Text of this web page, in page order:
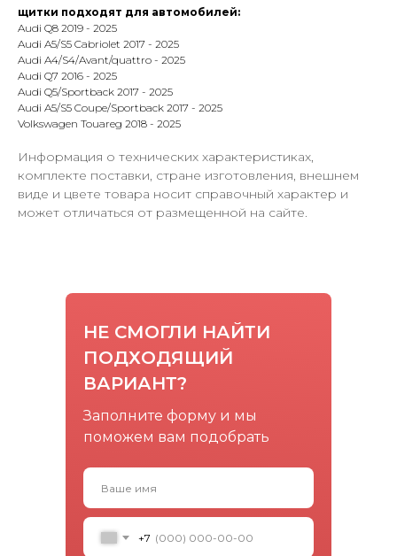
щитки подходят для автомобилей:
Audi Q8 2019 - 2025
Audi A5/S5 Cabriolet 2017 - 2025
Audi A4/S4/Avant/quattro - 2025
Audi Q7 2016 - 2025
Audi Q5/Sportback 2017 - 2025
Audi A5/S5 Coupe/Sportback 2017 - 2025
Volkswagen Touareg 2018 - 2025
Информация о технических характеристиках,
комплекте поставки, стране изготовления, внешнем
виде и цвете товара носит справочный характер и
может отличаться от размещенной на сайте.
НЕ СМОГЛИ НАЙТИ
ПОДХОДЯЩИЙ
ВАРИАНТ?
Заполните форму и мы
поможем вам подобрать
+7